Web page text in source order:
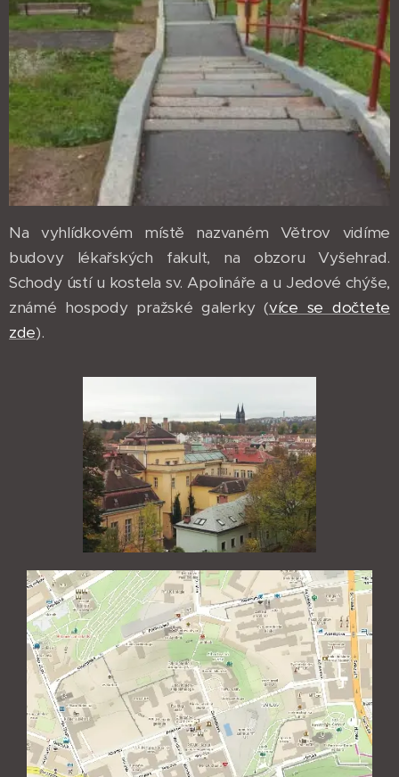
Na vyhlídkovém místě nazvaném Větrov vidíme
budovy lékařských fakult, na obzoru Vyšehrad.
Schody ústí u kostela sv. Apolináře a u Jedové chýše,
známé hospody pražské galerky (více se dočtete
zde).